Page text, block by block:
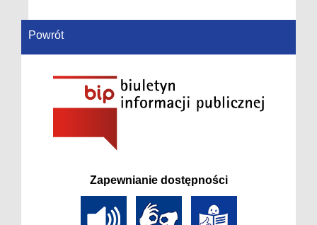
Powrót
Zapewnianie dostępności